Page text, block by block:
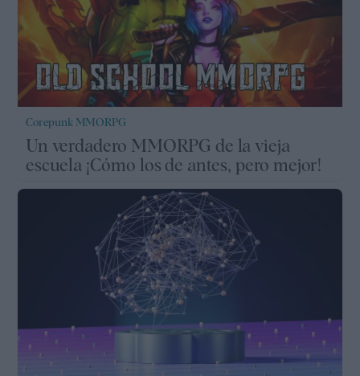
Corepunk MMORPG
Un verdadero MMORPG de la vieja
escuela ¡Cómo los de antes, pero mejor!